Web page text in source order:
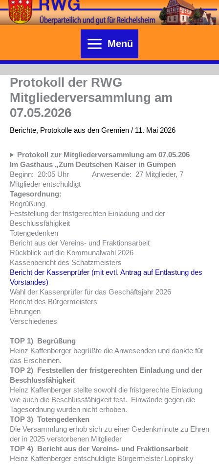
Zum
Inhalt
springen
Menü
Protokoll der RWG
Mitgliederversammlung am
07.05.2026
Berichte, Protokolle aus den Gremien / 11. Mai 2026
Protokoll zur Mitgliederversammlung am 07.05.206
Im Gasthaus „Zum Deutschen Kaiser in Gumpen
Beginn: 20:05 Uhr Anwesende: 27 Mitglieder, 7
Mitglieder entschuldigt
Tagesordnung:
Begrüßung
Feststellung der fristgerechten Einladung und der
Beschlussfähigkeit
Totengedenken
Bericht aus der Vereins- und Fraktionsarbeit
Rückblick auf die Kommunalwahl 2026
Kassenbericht des Schatzmeisters
Bericht der Kassenprüfer (mit evtl. Antrag auf Entlastung des
Vorstandes)
Wahl der Kassenprüfer für das Geschäftsjahr 2026
Bericht des Bürgermeisters
Ehrungen
Verschiedenes
TOP 1)
Begrüßung
Heinz Kaffenberger begrüßte die Anwesenden und dankte für
das Erscheinen.
TOP 2) Feststellen der fristgerechten Einladung und der
Beschlussfähigkeit
Heinz Kaffenberger stellte sowohl die fristgerechte Einladung
wie auch die Beschlussfähigkeit fest. Einwände gegen die
Tagesordnung wurden nicht erhoben.
TOP 3) Totengedenken
Die Versammlung erhob sich zu einer Gedenkminute zu Ehren
der in 2025 verstorbenen Mitglieder
TOP 4) Bericht aus der Vereins- und Fraktionsarbeit
Heinz Kaffenberger entschuldigte Bürgermeister Lopinsky